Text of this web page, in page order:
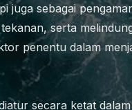
juga sebagai
serta
penentu dalam
secara ketat